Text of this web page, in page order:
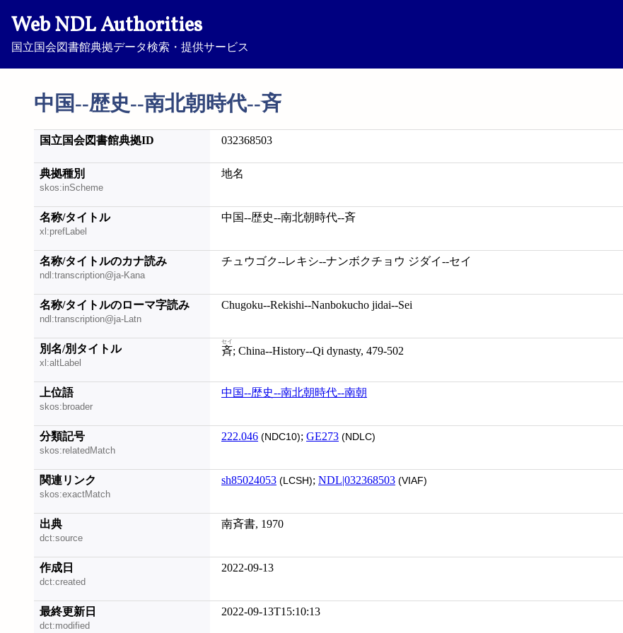
Web NDL Authorities
国立国会図書館典拠データ検索・提供サービス
中国--歴史--南北朝時代--斉
国立国会図書館典拠ID 032368503
典拠種別
skos:inScheme
地名
名称/タイトル
xl:prefLabel
中国--歴史--南北朝時代--斉
名称/タイトルのカナ読み
ndl:transcription@ja-Kana
チュウゴク--レキシ--ナンボクチョウ ジダイ--セイ
名称/タイトルのローマ字読み
ndl:transcription@ja-Latn
Chugoku--Rekishi--Nanbokucho jidai--Sei
別名/別タイトル
xl:altLabel
斉
セイ
; China--History--Qi dynasty, 479-502
上位語
skos:broader
中国--歴史--南北朝時代--南朝
分類記号
skos:relatedMatch
222.046 (NDC10); GE273 (NDLC)
関連リンク
skos:exactMatch
sh85024053 (LCSH); NDL|032368503 (VIAF)
出典
dct:source
南斉書, 1970
作成日
dct:created
2022-09-13
最終更新日
dct:modified
2022-09-13T15:10:13